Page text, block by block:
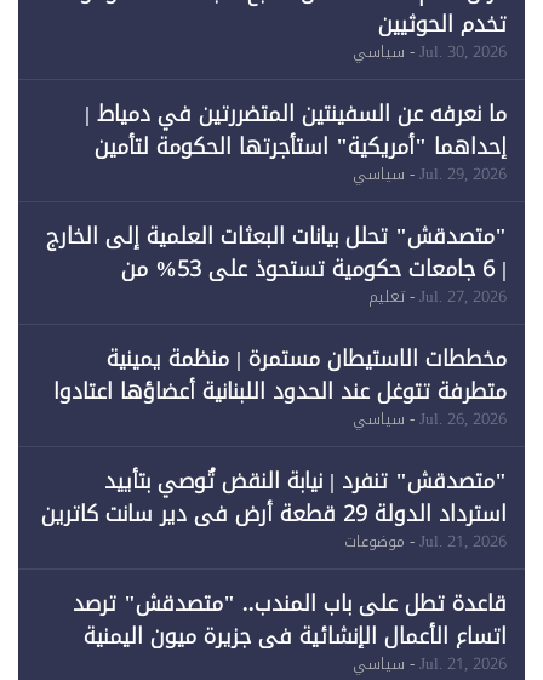
تخدم الحوثيين
Jul. 30, 2026- سياسي
ما نعرفه عن السفينتين المتضررتين في دمياط |
إحداهما "أمريكية" استأجرتها الحكومة لتأمين
احتياجات الطاقة
Jul. 29, 2026- سياسي
"متصدقش" تحلل بيانات البعثات العلمية إلى الخارج
| 6 جامعات حكومية تستحوذ على 53% من
Jul. 27, 2026- تعليم
مخططات الاستيطان مستمرة | منظمة يمينية
متطرفة تتوغل عند الحدود اللبنانية أعضاؤها اعتادوا
خرق الحدود
Jul. 26, 2026- سياسي
"متصدقش" تنفرد | نيابة النقض تُوصي بتأييد
استرداد الدولة 29 قطعة أرض في دير سانت كاترين
وقبول طعن الحكومة جزئيًا (1)
Jul. 21, 2026- موضوعات
قاعدة تطل على باب المندب.. "متصدقش" ترصد
اتساع الأعمال الإنشائية في جزيرة ميون اليمنية
Jul. 21, 2026- سياسي